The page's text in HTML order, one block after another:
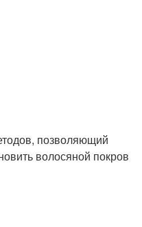
позволяющий
волосяной покров